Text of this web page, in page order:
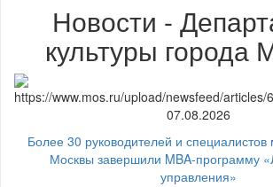
Новости -
культуры города
07.08.2026
Более 30 руководителей и специалистов
Москвы завершили MBA-программу
управления»